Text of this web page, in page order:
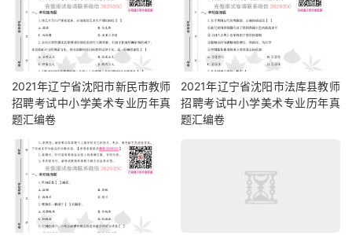
2021年辽宁省沈阳市新民市教师
招聘考试中小学美术专业历年真
题汇编卷
2021年辽宁省沈阳市法库县教师
招聘考试中小学美术专业历年真
题汇编卷